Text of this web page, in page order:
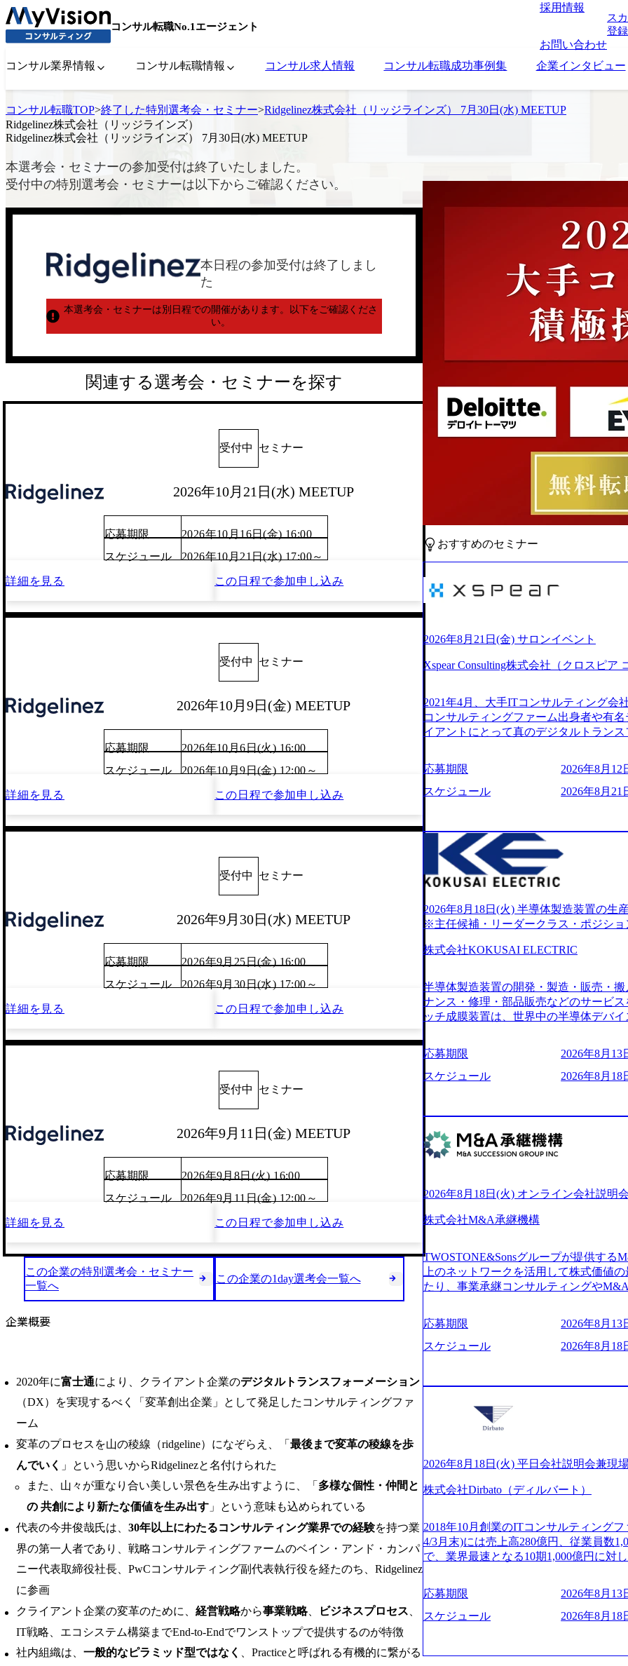
コンサル転職No.1エージェント
採用情報
お問い合わせ
ス
登
コンサル業界情報 コンサル転職情報 コンサル求人情報 コンサル転職成功事例集 企業インタビュー
コンサル転職TOP>終了した特別選考会・セミナー>Ridgelinez株式会社（リッジラインズ） 7月30日(水) MEETUP
Ridgelinez株式会社（リッジラインズ）
Ridgelinez株式会社（リッジラインズ） 7月30日(水) MEETUP
本選考会・セミナーの参加受付は終了いたしました。
受付中の特別選考会・セミナーは以下からご確認ください。
本日程の参加受付は終了しまし
た
本選考会・セミナーは別日程での開催があります。
以下をご確認くださ
い。
関連する選考会・セミナーを探す
受付中 セミナー
2026年10月21日(水) MEETUP
応募期限
2026年10月16日(金) 16:00
スケジュール
2026年10月21日(水) 17:00～
詳細を見る この日程で参加申し込み
受付中 セミナー
2026年10月9日(金) MEETUP
応募期限
2026年10月6日(火) 16:00
スケジュール
2026年10月9日(金) 12:00～
詳細を見る この日程で参加申し込み
受付中 セミナー
2026年9月30日(水) MEETUP
応募期限
2026年9月25日(金) 16:00
スケジュール
2026年9月30日(水) 17:00～
詳細を見る この日程で参加申し込み
受付中 セミナー
2026年9月11日(金) MEETUP
応募期限
2026年9月8日(火) 16:00
スケジュール
2026年9月11日(金) 12:00～
詳細を見る この日程で参加申し込み
この企業の特別選考会・セミナー
一覧へ
この企業の1day選考会一覧へ
企業概要
2020年に富士通により、クライアント企業のデジタルトランスフォーメーション
（DX）を実現するべく「変革創出企業」として発足したコンサルティングファ
ーム
変革のプロセスを山の稜線（ridgeline）になぞらえ、「 最後まで変革の稜線を歩
んでいく 」という思いからRidgelinezと名付けられた
また、山々が重なり合い美しい景色を生み出すように、「 多様な個性・仲間と
の 共創により新たな価値を生み出す 」という意味も込められている
代表の今井俊哉氏は、 30年以上にわたるコンサルティング業界での経験を持つ業
界の第一人者であり、戦略コンサルティングファームのベイン・アンド・カンパ
ニー代表取締役社長、PwCコンサルティング副代表執行役を経たのち、Ridgelinez
に参画
クライアント企業の変革のために、 経営戦略から事業戦略、 ビジネスプロセス
IT戦略、エコシステム構築までEnd-to-Endでワンストップで提供するのが特徴
社内組織は、 一般的なピラミッド型ではなく
、Practiceと呼ばれる有機的に繋がる
おすすめのセミナー
2026年8月21日(金) サロンイベント
Xspear Consulting株式会社（クロスピア
2021年4月、大手ITコンサルティング会
コンサルティングファーム出身者や有
イアントにとって真のデジタルトラン
力を持つDX時代において、20年以上に
ロジーを提供してきたシンプレクスの
界のクライアントの企業価値の最大化
供するのが特徴（いわゆる総合コンサ
リアにSpir（槍）を指して切り開く
ス）していく”という位置づけ 一昔前
現在金融の売上割合は全体の3割。現
通信、エンタメ、教育、保健など幅広
サイン。 そのため、専門性を身に着け
キャリア形成が柔軟に可能な環境である
6007_1200x554.webp https://
04_ba6aaa1a-9ffc-4f2a-9b40-
r-vision-production.appspot.com/public/
e-97182898115f_960x510.webp シンプレ
行う「一気通貫体制」が特長 ビジネス
Xspearと、最先端テクノロジーに深い
あり、システム開発を担当することはな
oduction.appspot.com/public/images/
16a2_1153x543.webp メンバー情報
山 昇吾氏: ベイカレントにてIT戦略立案
業戦略、成長戦略、PMI推進、業務改
威人氏：BCG出身。金融業界における
強みを持ち、メディア・エンタメ業界
立案を得意とする。 - 藏満 一馬氏：ア
ビューページ (https://www.xspear.co.jp/
り──コンサル業界の風雲児に聞く。“こ
usinessinsider.jp/article/20250205-simplex-
港区の行政手続き100%デジタル化を支援
ューションを裁量をもって経験できる
サルファーム経験者】 ・専門領域に軸
実力主義でプロモーションできる（ダ
ｍｔｇでこまめに社員のキャリアにつ
ャリアを反映できるｐｊにアサインし
ジーに強い部隊がいるため、エンジニ
裁量や得意領域に合わせた売り上げの
名超、売上今期18億円⇒来期30億円（い
ームである また、成長中ファームのた
r/taketo_kajita/)） 多様なメンバー、多
く、新たなチャレンジが可能 100名規模
グファームや総合系コンサルティング
ロジェクトワークが可能 総合コンサル
ライアントに対して様々なプロジェク
いテーマのチャレンジ機会を提供して
と同水準以上の報酬制度であり、ファ
基本 強く「個人」の成⾧を重視するカ
応募期限
2026年8月12
スケジュール
2026年8月21
2026年8月18日(火) 半導体製造装置の生
※主任候補・リーダークラス・ポジショ
株式会社KOKUSAI ELECTRIC
半導体製造装置の開発・製造・販売・
ナンス・修理・部品販売などのサービ
ッチ成膜装置は、世界中の半導体デバ
決に貢献することを目指している
未来につなぐベストパートナー Value:私
AIの加速等により半導体需要は世界中
blic/images/20260224131045_0fee4978-
ttps://storage.googleapis.com/our-vision-
1052_2abe7cb8-329e-4a45-a8f5-
com/our-vision-production.appspot.com/
66-aea4-924f21977d35_1200x460.webp
n.appspot.com/public/images/
のポイントを掴み実践に強くなるため
現場を含む全部門でフレックスタイム
バランスを図りながら効率的に働くこ
2日制 2025年度の年間休日は125日（
年間24日（4月1日入社の場合）で、入
で定める勤続年数ごとに、連続5日のリ
子の看護、介護などの制度】 育児休暇
での子を育てるすべての従業員 1日2時
繰り下げが可能 子の看護休暇： 子1人
能 【独身寮、住宅手当制度など】 独
の2つの寮があり、以下の入居基準を満
宅手当： 本社の近くには独身寮や社宅
女性には住宅手当を支給します。 住宅
費用は、会社が負担します。 2026年8月
6:00 応募をご検討されている方を対象
・【富山】半導体製造装置の生産エン
候補・リーダークラス ・【砺波】半導
しは不要です。ご質問頂く際のみ、顔
応募期限
2026年8月13
スケジュール
2026年8月18
2026年8月18日(火) オンライン会社説明会
株式会社M&A承継機構
TWOSTONE&Sonsグループが提供する
上のネットワークを活用して株式価値
たり、事業承継コンサルティングや
用し、M&A以外の選択肢も尊重する姿
ームの構築や事業承継支援も行う
ディングカンパニーであり、領域にこ
験豊富なアドバイザーと共に働くこと
知識を獲得し、キャリアを発展させる
る人は課長職となり、平均3000万～
ンティブ＋チームインセンティブ 課長
ェアおよび丁寧なOJTを欠かさずにチー
経験歓迎！／ M&A承継機構のビジョン
どんな仕事か知りたい 転職を考えたば
の方はもちろん、情報収集をしたい方
当日は、質疑応答のお時間もご用意し
ことを楽しみにしております。 説明会
オンライン(Google meets)
応募期限
2026年8月13
スケジュール
2026年8月18
2026年8月18日(火) 平日会社説明会兼現
株式会社Dirbato（ディルバート）
2018年10月創業のITコンサルティング
4/3月末)には売上高280億円、従業員数
で、業界最速となる10期1,000億円に対
ンクインしている。 主力事業はITコン
に、IT戦略策定等の上流工程から実装・
他方、インキュベーション事業を手掛
考) https://www.dirbato.co.jp/service/
bation.html) 大手総合系コンサルティン
応募期限
2026年8月13
スケジュール
2026年8月18